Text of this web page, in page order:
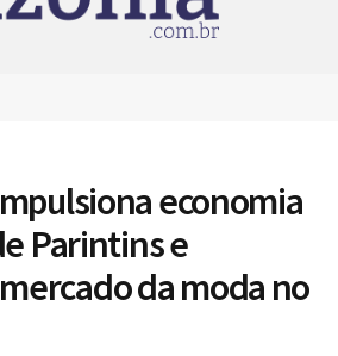
economia
Parintins e
da moda no